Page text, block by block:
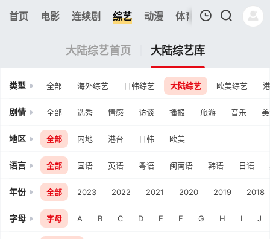
首页 电影 连续剧 综艺 动漫 体育 今日更新 热
我的观影记录
暂无观看影片的记录
大陆综艺首页 大陆综艺库
类型 全部 海外综艺 日韩综艺 大陆综艺 欧美综艺
剧情 全部 选秀 情感 访谈 播报 旅游 音乐
地区 全部 内地 港台 日韩 欧美
语言 全部 国语 英语 粤语 闽南语 韩语 日语
年份 全部 2023 2022 2021 2020 2019 2018
字母 字母 A B C D E F G H I J